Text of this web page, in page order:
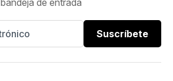
Suscríbete